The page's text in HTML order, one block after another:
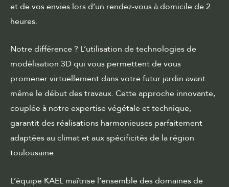
et de vos envies lors d’un rendez-vous à domicile de 2
heures.
Notre différence ? L’utilisation de technologies de
modélisation 3D qui vous permettent de vous
promener virtuellement dans votre futur jardin avant
même le début des travaux. Cette approche innovante,
couplée à notre expertise végétale et technique,
garantit des réalisations harmonieuses parfaitement
adaptées au climat et aux spécificités de la région
toulousaine.
L’équipe KAEL maîtrise l’ensemble des domaines de